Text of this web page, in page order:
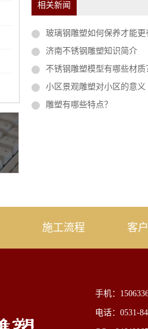
相关新闻
玻璃钢雕塑如何保养才能更
济南不锈钢雕塑知识简介
不锈钢雕塑模型有哪些材质
小区景观雕塑对小区的意义
雕塑有哪些特点？
施工流程 客
手机：
电话：0531-